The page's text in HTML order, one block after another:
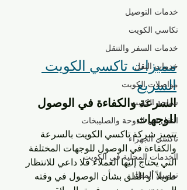
خدمات التوصيل
تكاسي الكويت
خدمات السفر والتنقل
خدمات النقل
مواصلات الكويت
سياحة الكويت
النقل في الدوحة والصليبخات
تاكسي الجهراء
الخدمات المحلية في الكويت
توصيل المطار
مميزات تاكسي الكويت
السريع
السرعة والكفاءة في الوصول
للوجهات
تتميز شركة تاكسي الكويت بالسرعة
والكفاءة في الوصول للوجهات المختلفة
التي يحتاج إليها العملاء. فلا داعي للانتظار
طويلاً أو القلق بشأن الوصول في وقته